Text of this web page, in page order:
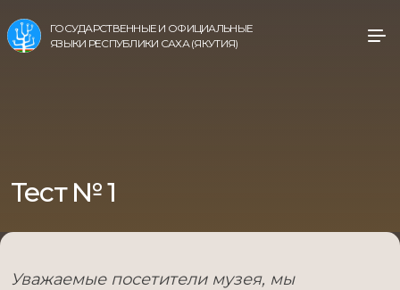
ГОСУДАРСТВЕННЫЕ И ОФИЦИАЛЬНЫЕ
ЯЗЫКИ РЕСПУБЛИКИ САХА (ЯКУТИЯ)
Тест № 1
Уважаемые посетители музея, мы